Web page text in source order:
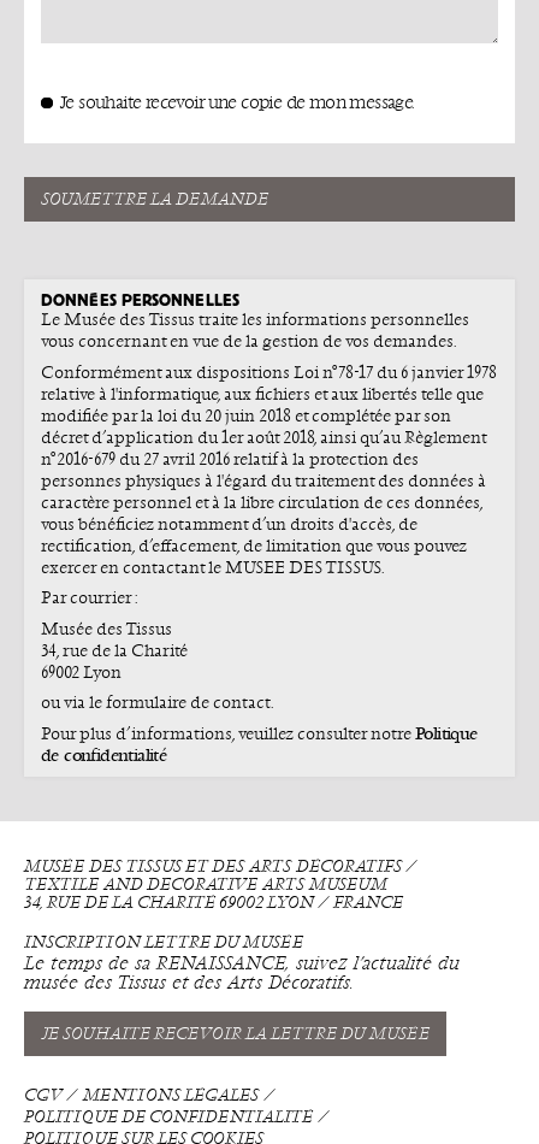
Je souhaite recevoir une copie de mon message.
SOUMETTRE LA DEMANDE
DONNÉES PERSONNELLES
Le Musée des Tissus traite les informations personnelles
vous concernant en vue de la gestion de vos demandes.
Conformément aux dispositions Loi n°78-17 du 6 janvier 1978
relative à l'informatique, aux fichiers et aux libertés telle que
modifiée par la loi du 20 juin 2018 et complétée par son
décret d’application du 1er août 2018, ainsi qu’au Règlement
n°2016-679 du 27 avril 2016 relatif à la protection des
personnes physiques à l'égard du traitement des données à
caractère personnel et à la libre circulation de ces données,
vous bénéficiez notamment d’un droits d'accès, de
rectification, d’effacement, de limitation que vous pouvez
exercer en contactant le MUSEE DES TISSUS.
Par courrier :
Musée des Tissus
34, rue de la Charité
69002 Lyon
ou via le formulaire de contact.
Pour plus d’informations, veuillez consulter notrePolitique
de confidentialité
MUSÉE DES TISSUS ET DES ARTS DÉCORATIFS ⁄
TEXTILE AND DECORATIVE ARTS MUSEUM
34, RUE DE LA CHARITÉ 69002 LYON ⁄ FRANCE
INSCRIPTION LETTRE DU MUSÉE
Le temps de sa RENAISSANCE, suivez l’actualité du
musée des Tissus et des Arts Décoratifs.
JE SOUHAITE RECEVOIR LA LETTRE DU MUSÉE
CGV
MENTIONS LÉGALES
POLITIQUE DE CONFIDENTIALITÉ
POLITIQUE SUR LES COOKIES